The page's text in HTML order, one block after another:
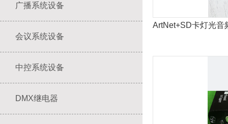
广播系统设备
会议系统设备
中控系统设备
DMX继电器
ArtNet+SD卡灯光音